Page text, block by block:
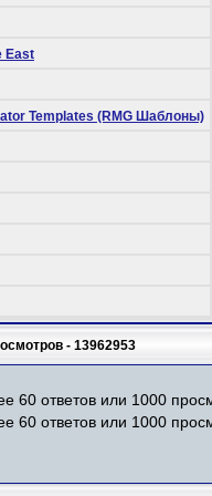
East
Templates (RMG Шаблоны)
- 13962953